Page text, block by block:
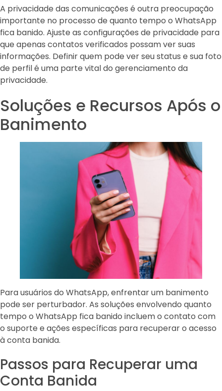
A privacidade das comunicações é outra preocupação
importante no processo de quanto tempo o WhatsApp
fica banido. Ajuste as configurações de privacidade para
que apenas contatos verificados possam ver suas
informações. Definir quem pode ver seu status e sua foto
de perfil é uma parte vital do gerenciamento da
privacidade.
Soluções e Recursos Após o
Banimento
Para usuários do WhatsApp, enfrentar um banimento
pode ser perturbador. As soluções envolvendo quanto
tempo o WhatsApp fica banido incluem o contato com
o suporte e ações específicas para recuperar o acesso
à conta banida.
Passos para Recuperar uma
Conta Banida